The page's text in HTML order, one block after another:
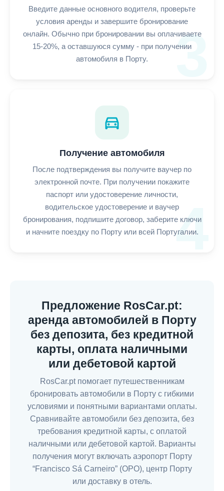
3
Введите данные основного водителя, проверьте
условия аренды и завершите бронирование
онлайн. Обычно при бронировании вы оплачиваете
15-20%, а оставшуюся сумму - при получении
автомобиля в Порту.
4
directions_car
Получение автомобиля
После подтверждения вы получите ваучер по
электронной почте. При получении покажите
паспорт или удостоверение личности,
водительское удостоверение и ваучер
бронирования, подпишите договор, заберите ключи
и начните поездку по Порту или всей Португалии.
Предложение RosCar.pt:
аренда автомобилей в Порту
без депозита, без кредитной
карты, оплата наличными
или дебетовой картой
RosCar.pt помогает путешественникам
бронировать автомобили в Порту с гибкими
условиями и понятными вариантами оплаты.
Сравнивайте автомобили без депозита, без
требования кредитной карты, с оплатой
наличными или дебетовой картой. Варианты
получения могут включать аэропорт Порту
“Francisco Sá Carneiro” (OPO), центр Порту
или доставку в отель.